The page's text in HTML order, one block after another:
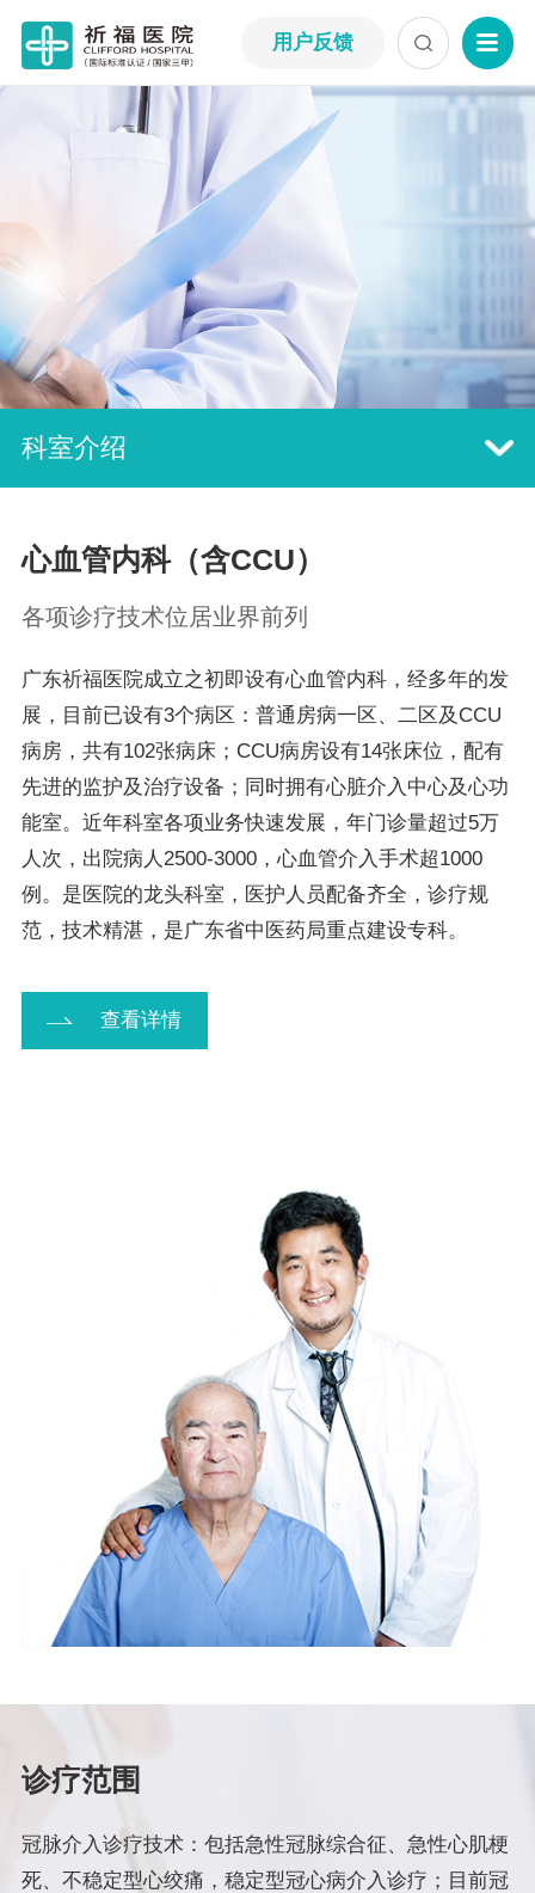
用户反馈
科室介绍
心血管内科（含CCU）
各项诊疗技术位居业界前列
广东祈福医院成立之初即设有心血管内科，经多年的发
展，目前已设有3个病区：普通房病一区、二区及CCU
病房，共有102张病床；CCU病房设有14张床位，配有
先进的监护及治疗设备；同时拥有心脏介入中心及心功
能室。近年科室各项业务快速发展，年门诊量超过5万
人次，出院病人2500-3000，心血管介入手术超1000
例。是医院的龙头科室，医护人员配备齐全，诊疗规
范，技术精湛，是广东省中医药局重点建设专科。
查看详情
诊疗范围
冠脉介入诊疗技术：包括急性冠脉综合征、急性心肌梗
死、不稳定型心绞痛，稳定型冠心病介入诊疗；目前冠